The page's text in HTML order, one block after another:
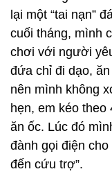
lại một “tai nạn”
cuối tháng, mình
chơi với người
đứa chỉ đi dạo,
nên mình không
hẹn, em kéo
ăn ốc. Lúc đó
đành gọi điện cho
đến cứu trợ”.